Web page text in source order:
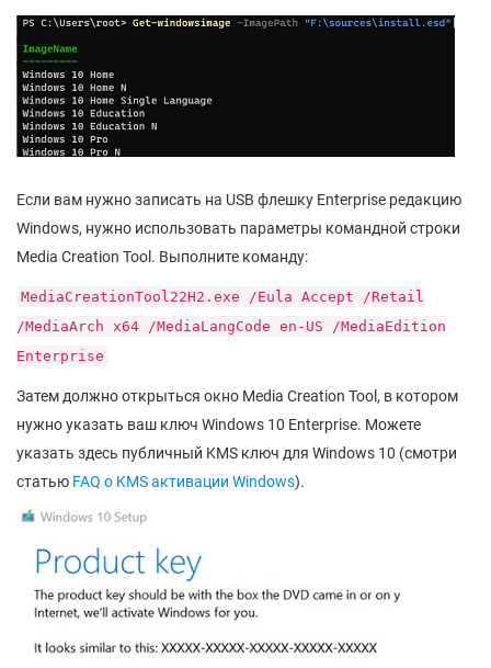
Если вам нужно записать на USB флешку Enterprise редакцию
Windows, нужно использовать параметры командной строки
Media Creation Tool. Выполните команду:
MediaCreationTool22H2.exe /Eula Accept /Retail
/MediaArch x64 /MediaLangCode en-US /MediaEdition
Enterprise
Затем должно открыться окно Media Creation Tool, в котором
нужно указать ваш ключ Windows 10 Enterprise. Можете
указать здесь публичный KMS ключ для Windows 10 (смотри
статью FAQ о KMS активации Windows).